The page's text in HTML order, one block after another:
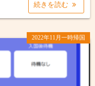
続きを読む
2022年11月一時帰国